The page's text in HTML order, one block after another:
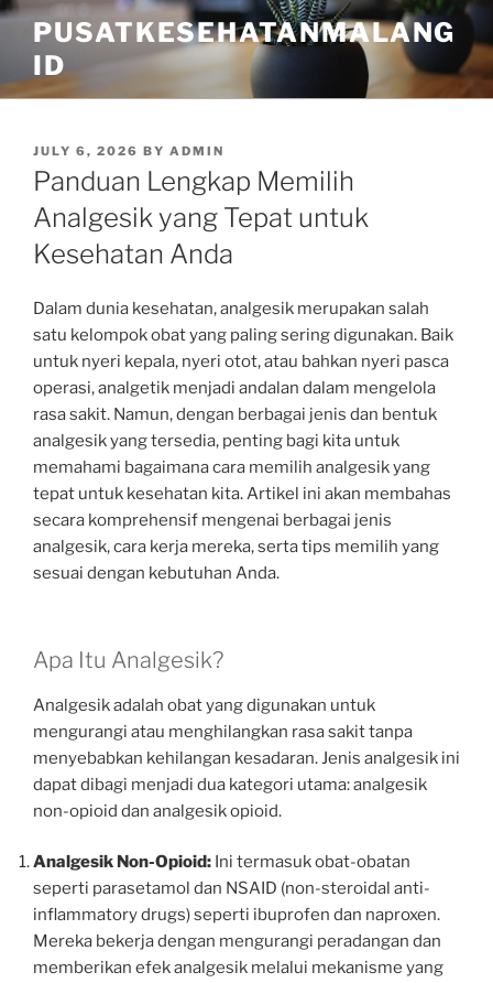
Skip
content
PUSATKESEHATANMALANG
ID
POSTED
ON
JULY 6, 2026 BY ADMIN
Panduan Lengkap Memilih
Analgesik yang Tepat untuk
Kesehatan Anda
Dalam dunia kesehatan, analgesik merupakan salah
satu kelompok obat yang paling sering digunakan. Baik
untuk nyeri kepala, nyeri otot, atau bahkan nyeri pasca
operasi, analgetik menjadi andalan dalam mengelola
rasa sakit. Namun, dengan berbagai jenis dan bentuk
analgesik yang tersedia, penting bagi kita untuk
memahami bagaimana cara memilih analgesik yang
tepat untuk kesehatan kita. Artikel ini akan membahas
secara komprehensif mengenai berbagai jenis
analgesik, cara kerja mereka, serta tips memilih yang
sesuai dengan kebutuhan Anda.
Apa Itu Analgesik?
Analgesik adalah obat yang digunakan untuk
mengurangi atau menghilangkan rasa sakit tanpa
menyebabkan kehilangan kesadaran. Jenis analgesik ini
dapat dibagi menjadi dua kategori utama: analgesik
non-opioid dan analgesik opioid.
Analgesik Non-Opioid: Ini termasuk obat-obatan
seperti parasetamol dan NSAID (non-steroidal anti-
inflammatory drugs) seperti ibuprofen dan naproxen.
Mereka bekerja dengan mengurangi peradangan dan
memberikan efek analgesik melalui mekanisme yang